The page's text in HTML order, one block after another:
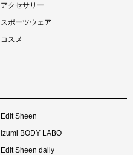
アクセサリー
スポーツウェア
コスメ
Edit Sheen
izumi BODY LABO
Edit Sheen daily